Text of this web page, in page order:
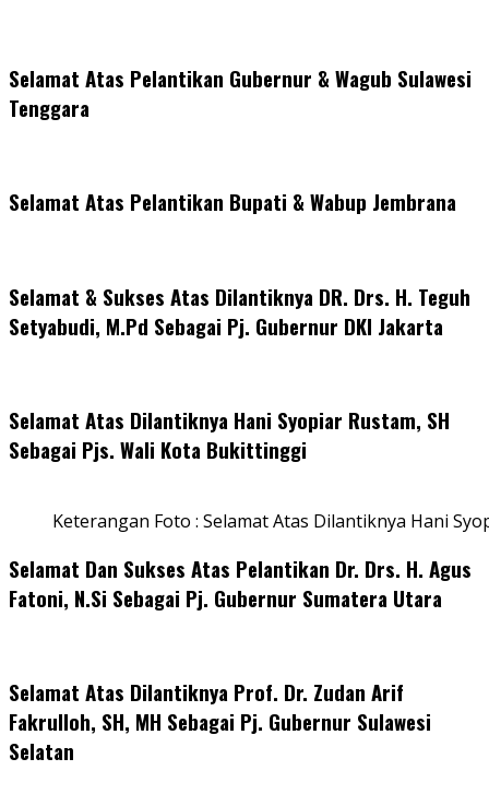
Selamat Atas Pelantikan Gubernur & Wagub Sulawesi
Tenggara
Selamat Atas Pelantikan Bupati & Wabup Jembrana
Selamat & Sukses Atas Dilantiknya DR. Drs. H. Teguh
Setyabudi, M.Pd Sebagai Pj. Gubernur DKI Jakarta
Selamat Atas Dilantiknya Hani Syopiar Rustam, SH
Sebagai Pjs. Wali Kota Bukittinggi
Keterangan Foto : Selamat Atas Dilantiknya Hani
Selamat Dan Sukses Atas Pelantikan Dr. Drs. H. Agus
Fatoni, N.Si Sebagai Pj. Gubernur Sumatera Utara
Selamat Atas Dilantiknya Prof. Dr. Zudan Arif
Fakrulloh, SH, MH Sebagai Pj. Gubernur Sulawesi
Selatan